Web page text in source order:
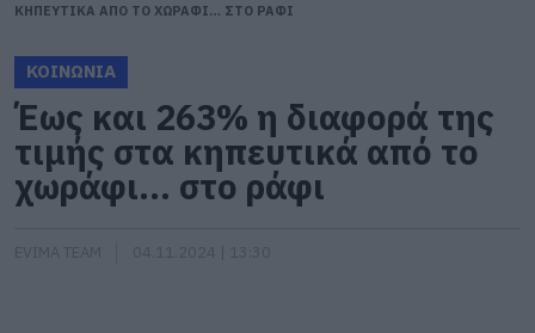
ΚΗΠΕΥΤΙΚΑ ΑΠΟ ΤΟ ΧΩΡΑΦΙ… ΣΤΟ ΡΑΦΙ
ΚΟΙΝΩΝΙΑ
Έως και 263% η διαφορά της
τιμής στα κηπευτικά από το
χωράφι… στο ράφι